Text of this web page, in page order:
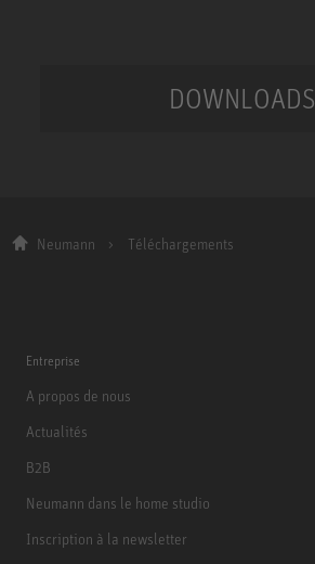
DOWNLOADS
Neumann Téléchargements
Entreprise
A propos de nous
Actualités
B2B
Neumann dans le home studio
Inscription à la newsletter